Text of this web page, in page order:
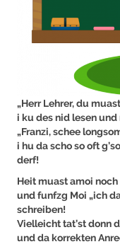
„Herr Lehrer, du
i ku des nid lesen
„Franzi, schee
i hu da scho so oft
derf!
Heit muast amoi
und funfzg Moi „ich
schreiben!
Vielleicht tat’st donn
und da korrekten